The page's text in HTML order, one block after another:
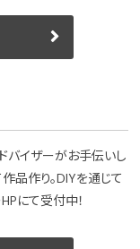
バイザーがお手伝いし
品作り。DIYを通じて
にて受付中！